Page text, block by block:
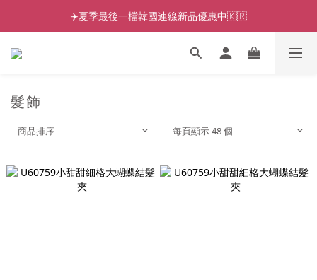
✈️夏季最後一檔韓國連線新品優惠中🇰🇷
髮飾
商品排序 每頁顯示 48 個